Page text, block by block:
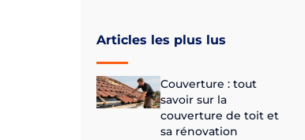
Articles les plus lus
Couverture : tout
savoir sur la
couverture de toit et
sa rénovation